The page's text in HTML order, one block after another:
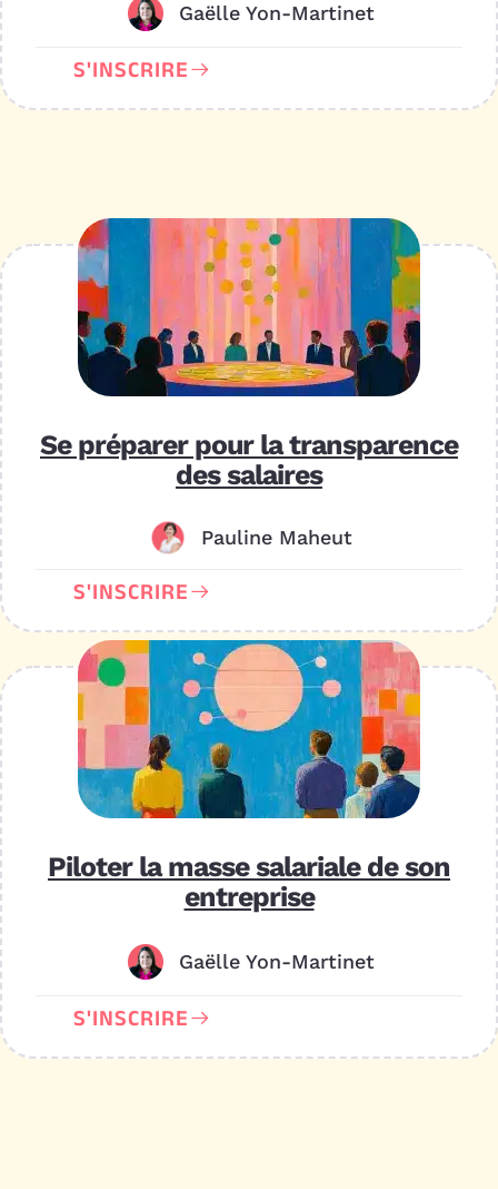
Gaëlle Yon-Martinet
S'INSCRIRE
Se préparer pour la transparence
des salaires
Pauline Maheut
S'INSCRIRE
Piloter la masse salariale de son
entreprise
Gaëlle Yon-Martinet
S'INSCRIRE